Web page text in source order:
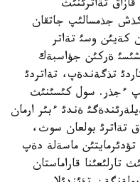
تةاترئنئث
كذش جذمسالئپ جاتقان
كةيئن وسئ تةاتر
ةركئن جؤاسبةك
تذگةندةپ، تةاتردئ
ءجذر. سول كئسئنئث
ةندئ ءبئر ارمان
تةاترئ بولعان سوث،
تؤدئرمايتئن ماسةلة دةپ
تارلئعئنا قاراماستان